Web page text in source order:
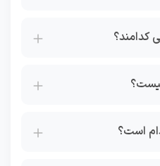
کدامند؟
است؟